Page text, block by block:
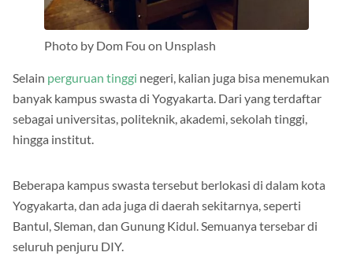
Photo by Dom Fou on Unsplash
Selain perguruan tinggi negeri, kalian juga bisa menemukan
banyak kampus swasta di Yogyakarta. Dari yang terdaftar
sebagai universitas, politeknik, akademi, sekolah tinggi,
hingga institut.
Beberapa kampus swasta tersebut berlokasi di dalam kota
Yogyakarta, dan ada juga di daerah sekitarnya, seperti
Bantul, Sleman, dan Gunung Kidul. Semuanya tersebar di
seluruh penjuru DIY.